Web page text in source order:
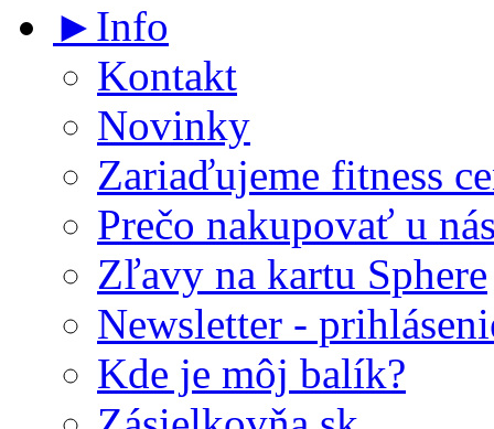
►Info
Kontakt
Novinky
Zariaďujeme fitness
Prečo nakupovať u
Zľavy na kartu Sphere
Newsletter -
Kde je môj balík?